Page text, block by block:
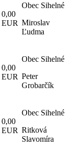
0,00
EUR
Obec Sihelné
Miroslav
Ľudma
0,00
EUR
Obec Sihelné
Peter
Grobarčík
0,00
EUR
Obec Sihelné
Ritková
Slavomíra